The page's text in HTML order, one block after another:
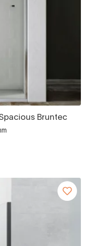
Bruntec